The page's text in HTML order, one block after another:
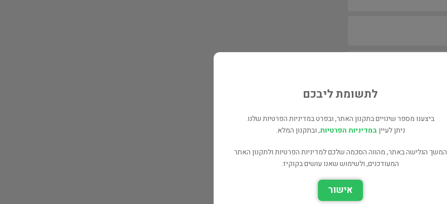
לתשומת ליבכם
ביצענו מספר שינויים בתקנון האתר, ובפרט במדיניות הפרטיות שלנו.
ניתן לעייןבמדיניות הפרטיות, ובתקנון המלא.
המשך הגלישה באתר, מהווה הסכמה שלכם למדיניות הפרטיות ולתקנון האתר
המעודכנים, ולשימוש שאנו עושים בקוקיז.
אישור